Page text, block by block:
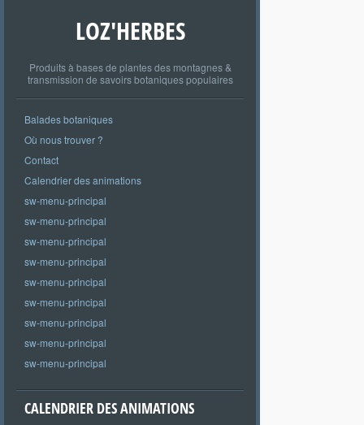
LOZ'HERBES
Produits à bases de plantes des montagnes &
transmission de savoirs botaniques populaires
Balades botaniques
Où nous trouver ?
Contact
Calendrier des animations
sw-menu-principal
sw-menu-principal
sw-menu-principal
sw-menu-principal
sw-menu-principal
sw-menu-principal
sw-menu-principal
sw-menu-principal
sw-menu-principal
CALENDRIER DES ANIMATIONS